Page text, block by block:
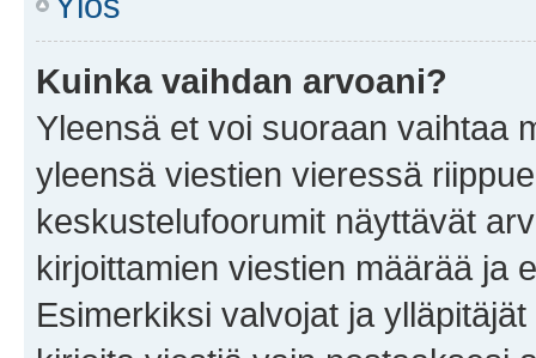
Kuinka vaihdan arvoani?
Yleensä et voi suoraan vaihtaa
yleensä viestien vieressä
keskustelufoorumit näyttävät
kirjoittamien viestien määrää ja
Esimerkiksi valvojat ja